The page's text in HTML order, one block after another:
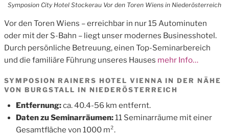
Symposion City Hotel Stockerau Vor den Toren Wiens in Niederösterreich
Vor den Toren Wiens – erreichbar in nur 15 Autominuten
oder mit der S-Bahn – liegt unser modernes Businesshotel.
Durch persönliche Betreuung, einen Top-Seminarbereich
und die familiäre Führung unseres Hauses mehr Info…
SYMPOSION RAINERS HOTEL VIENNA IN DER NÄHE
VON BURGSTALL IN NIEDERÖSTERREICH
Entfernung:ca. 40.4-56 km entfernt.
Daten zu Seminarräumen:11 Seminarräume mit einer
Gesamtfläche von 1000 m².